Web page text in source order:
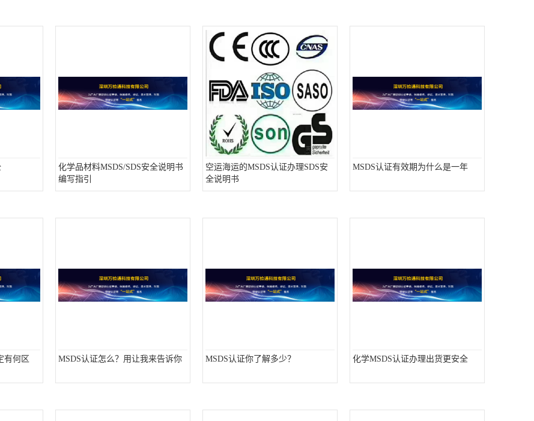
化学品材料MSDS/SDS安全说明书
编写指引
空运海运的MSDS认证办理SDS安
全说明书
MSDS认证有效期为什么是一年
有何区
MSDS认证怎么？用让我来告诉你 MSDS认证你了解多少？ 化学MSDS认证办理出货更安全